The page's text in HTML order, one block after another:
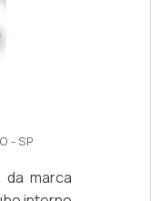
- SP
marca